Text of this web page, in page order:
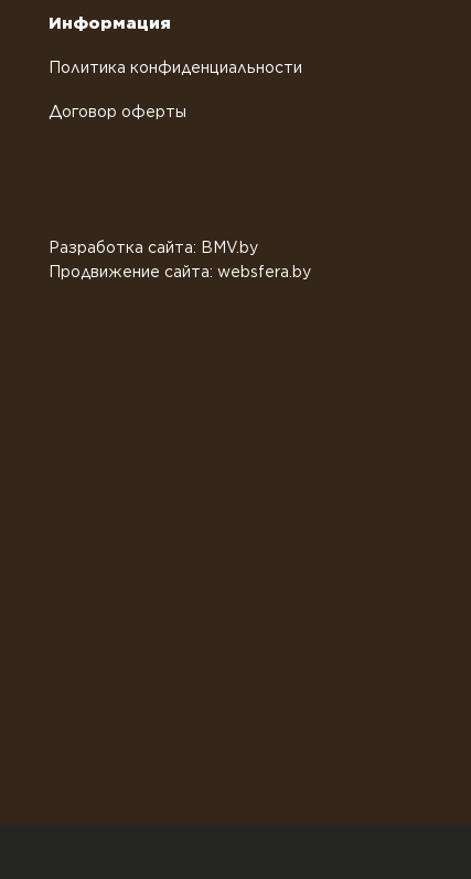
Информация
Политика конфиденциальности
Договор оферты
Разработка сайта: BMV.by
Продвижение сайта: websfera.by